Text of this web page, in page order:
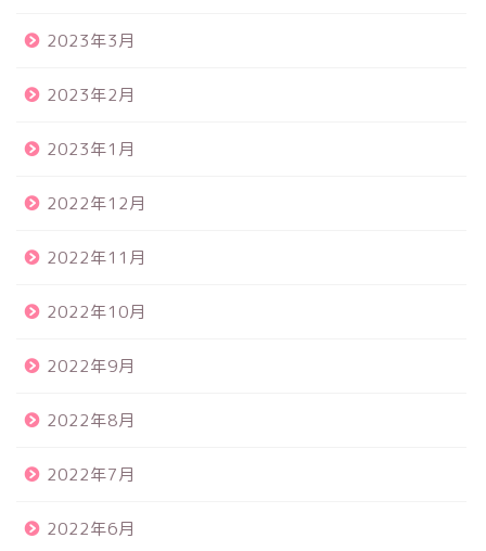
2023年3月
2023年2月
2023年1月
2022年12月
2022年11月
2022年10月
2022年9月
2022年8月
2022年7月
2022年6月